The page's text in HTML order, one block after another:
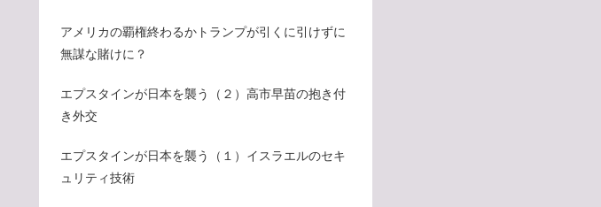
アメリカの覇権終わるかトランプが引くに引けずに
無謀な賭けに？
エプスタインが日本を襲う（２）高市早苗の抱き付
き外交
エプスタインが日本を襲う（１）イスラエルのセキ
ュリティ技術